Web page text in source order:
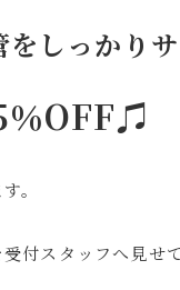
しっかりサ
％OFF♫
。
付スタッフへ見せ